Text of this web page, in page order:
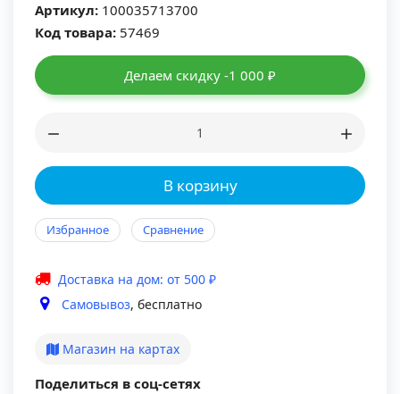
Артикул: 100035713700
Код товара: 57469
Делаем скидку -1 000 ₽
В корзину
Избранное Сравнение
Доставка на дом: от 500 ₽
Самовывоз, бесплатно
Магазин на картах
Поделиться в соц-сетях